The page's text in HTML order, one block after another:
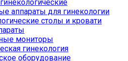
аппараты для гинекологии
столы и кровати
мониторы
гинекология
оборудование